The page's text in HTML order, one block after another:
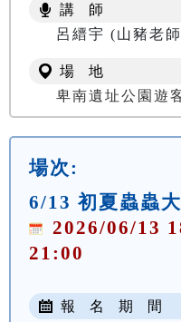
講 師
呂縉宇 (山豬老
場 地
卑南遺址公園遊
場次:
6/13 初夏蟲蟲
2026/06/13
21:00
報 名 期 間